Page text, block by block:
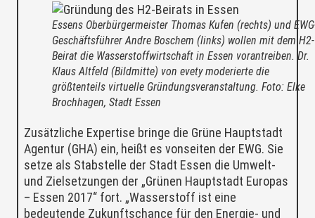
Essens Oberbürgermeister Thomas Kufen (rechts) und
Geschäftsführer Andre Boschem (links) wollen mit dem H2-
Beirat die Wasserstoffwirtschaft in Essen vorantreiben. Dr.
Klaus Altfeld (Bildmitte) von evety moderierte die
größtenteils virtuelle Gründungsveranstaltung. Foto: Elke
Brochhagen, Stadt Essen
Zusätzliche Expertise bringe die Grüne Hauptstadt
Agentur (GHA) ein, heißt es vonseiten der EWG. Sie
setze als Stabstelle der Stadt Essen die Umwelt-
und Zielsetzungen der „Grünen Hauptstadt Europas
– Essen 2017“ fort. „Wasserstoff ist eine
bedeutende Zukunftschance für den Energie- und